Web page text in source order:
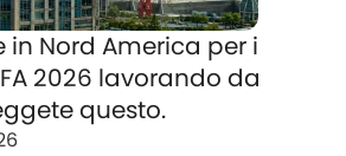
in Nord America per i
2026 lavorando da
questo.